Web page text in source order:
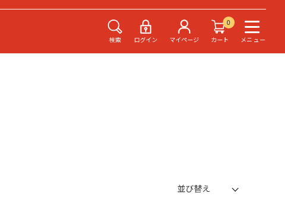
検索 ログイン マイページ
0
カート
メニュー